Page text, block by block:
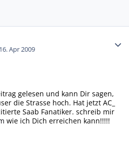
16. Apr 2009
gelesen und kann Dir sagen,
die Strasse hoch. Hat jetzt AC_
Saab Fanatiker. schreib mir
wie ich Dich erreichen kann!!!!!